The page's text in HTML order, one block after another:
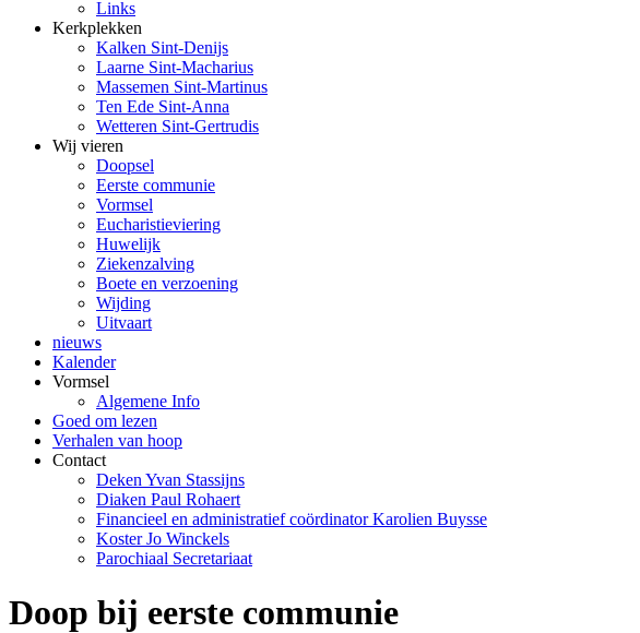
Links
Kerkplekken
Kalken Sint-Denijs
Laarne Sint-Macharius
Massemen Sint-Martinus
Ten Ede Sint-Anna
Wetteren Sint-Gertrudis
Wij vieren
Doopsel
Eerste communie
Vormsel
Eucharistieviering
Huwelijk
Ziekenzalving
Boete en verzoening
Wijding
Uitvaart
nieuws
Kalender
Vormsel
Algemene Info
Goed om lezen
Verhalen van hoop
Contact
Deken Yvan Stassijns
Diaken Paul Rohaert
Financieel en administratief coördinator Karolien Buysse
Koster Jo Winckels
Parochiaal Secretariaat
Doop bij eerste communie